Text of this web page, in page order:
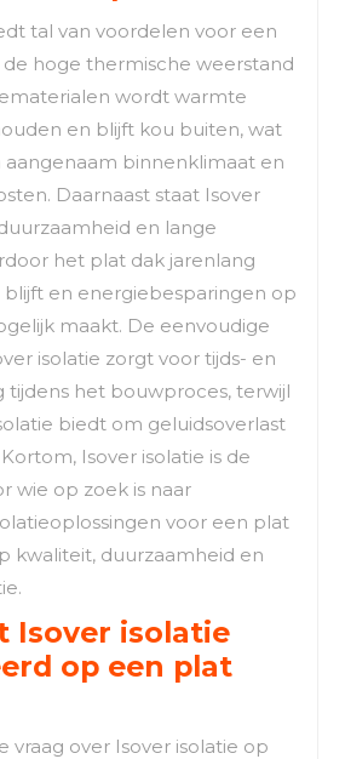
tal van voordelen voor een
de hoge thermische weerstand
wordt warmte
en blijft kou buiten, wat
aangenaam binnenklimaat en
Daarnaast staat Isover
en lange
het plat dak jarenlang
en energiebesparingen op
maakt. De eenvoudige
isolatie zorgt voor tijds- en
tijdens het bouwproces, terwijl
biedt om geluidsoverlast
Isover isolatie is de
wie op zoek is naar
voor een plat
kwaliteit, duurzaamheid en
Isover isolatie
op een plat
vraag over Isover isolatie op